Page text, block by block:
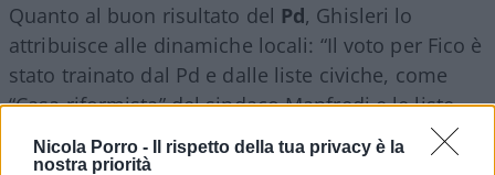
Nicola Porro -
Il rispetto della tua privacy è la
nostra priorità
Quanto al buon risultato del Pd, Ghisleri lo
attribuisce alle dinamiche locali: “Il voto per Fico è
stato trainato dal Pd e dalle liste civiche, come
“Casa riformista” del sindaco Manfredi e le liste
collegate a De Luca”.